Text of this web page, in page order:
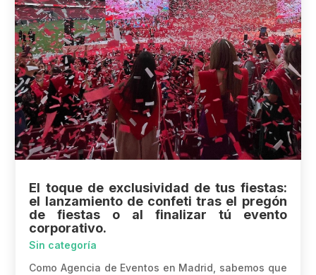
El toque de exclusividad de tus fiestas:
el lanzamiento de confeti tras el pregón
de fiestas o al finalizar tú evento
corporativo.
Sin categoría
Como Agencia de Eventos en Madrid, sabemos que